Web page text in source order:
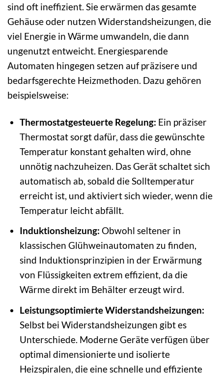
sind oft ineffizient. Sie erwärmen das gesamte
Gehäuse oder nutzen Widerstandsheizungen, die
viel Energie in Wärme umwandeln, die dann
ungenutzt entweicht. Energiesparende
Automaten hingegen setzen auf präzisere und
bedarfsgerechte Heizmethoden. Dazu gehören
beispielsweise:
Thermostatgesteuerte Regelung: Ein präziser
Thermostat sorgt dafür, dass die gewünschte
Temperatur konstant gehalten wird, ohne
unnötig nachzuheizen. Das Gerät schaltet sich
automatisch ab, sobald die Solltemperatur
erreicht ist, und aktiviert sich wieder, wenn die
Temperatur leicht abfällt.
Induktionsheizung: Obwohl seltener in
klassischen Glühweinautomaten zu finden,
sind Induktionsprinzipien in der Erwärmung
von Flüssigkeiten extrem effizient, da die
Wärme direkt im Behälter erzeugt wird.
Leistungsoptimierte Widerstandsheizungen:
Selbst bei Widerstandsheizungen gibt es
Unterschiede. Moderne Geräte verfügen über
optimal dimensionierte und isolierte
Heizspiralen, die eine schnelle und effiziente